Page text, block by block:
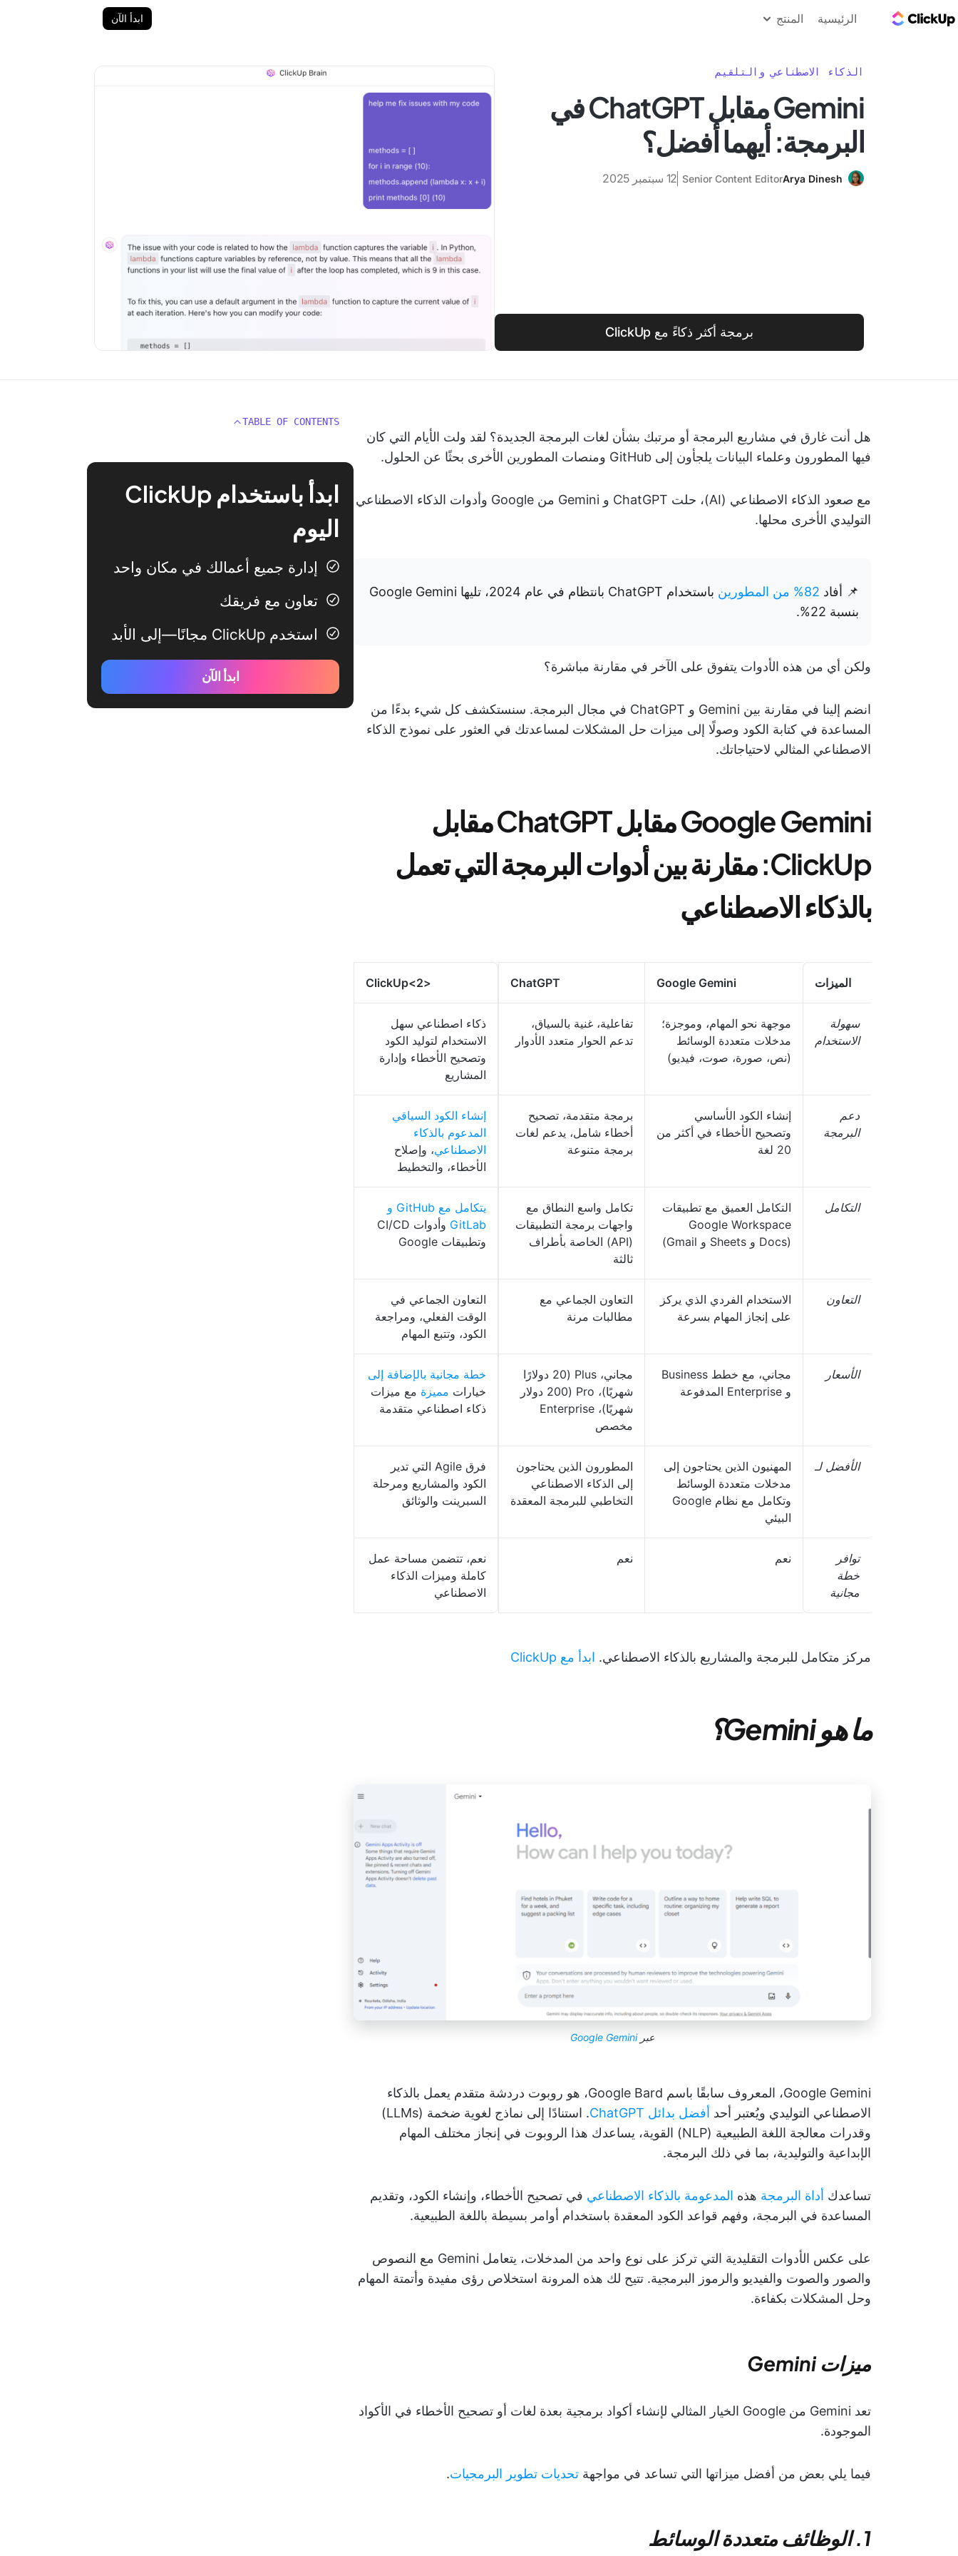
الرئيسية المنتج ابدأ الآن
الذكاء الاصطناعي والتلقيم
Gemini مقابل ChatGPT في
البرمجة: أيهما أفضل؟
Arya Dinesh
Senior Content Editor 12 سبتمبر 2025
برمجة أكثر ذكاءً مع ClickUp
هل أنت غارق في مشاريع البرمجة أو مرتبك بشأن لغات البرمجة الجديدة؟ لقد ولت الأيام التي كان
فيها المطورون وعلماء البيانات يلجأون إلى GitHub ومنصات المطورين الأخرى بحثًا عن الحلول.
مع صعود الذكاء الاصطناعي (AI)، حلت ChatGPT و Gemini من Google وأدوات الذكاء الاصطناعي
التوليدي الأخرى محلها.
📌 أفاد 82% من المطورين
باستخدام ChatGPT بانتظام في عام 2024، تليها Google Gemini
بنسبة 22%.
ولكن أي من هذه الأدوات يتفوق على الآخر في مقارنة مباشرة؟
انضم إلينا في مقارنة بين Gemini و ChatGPT في مجال البرمجة. سنستكشف كل شيء بدءًا من
المساعدة في كتابة الكود وصولًا إلى ميزات حل المشكلات لمساعدتك في العثور على نموذج الذكاء
الاصطناعي المثالي لاحتياجاتك.
Google Gemini مقابل ChatGPT مقابل
ClickUp: مقارنة بين أدوات البرمجة التي تعمل
بالذكاء الاصطناعي
الميزات Google Gemini
ChatGPT
<2>ClickUp
سهولة
الاستخدام
موجهة نحو المهام، وموجزة؛
مدخلات متعددة الوسائط
(نص، صورة، صوت، فيديو)
تفاعلية، غنية بالسياق،
تدعم الحوار متعدد الأدوار
ذكاء اصطناعي سهل
الاستخدام لتوليد الكود
وتصحيح الأخطاء وإدارة
المشاريع
دعم
البرمجة
إنشاء الكود الأساسي
وتصحيح الأخطاء في أكثر من
20 لغة
برمجة متقدمة، تصحيح
أخطاء شامل، يدعم لغات
برمجة متنوعة
إنشاء الكود السياقي
المدعوم بالذكاء
الاصطناعي، وإصلاح
الأخطاء، والتخطيط
التكامل
التكامل العميق مع تطبيقات
Google Workspace
(Docs و Sheets و Gmail)
تكامل واسع النطاق مع
واجهات برمجة التطبيقات
(API) الخاصة بأطراف
ثالثة
يتكامل مع GitHub و
GitLab
وأدوات CI/CD
وتطبيقات Google
التعاون
الاستخدام الفردي الذي يركز
على إنجاز المهام بسرعة
التعاون الجماعي مع
مطالبات مرنة
التعاون الجماعي في
الوقت الفعلي، ومراجعة
الكود، وتتبع المهام
الأسعار
مجاني، مع خطط Business
و Enterprise المدفوعة
مجاني، Plus (20 دولارًا
شهريًا)، Pro (200 دولار
شهريًا)، Enterprise
مخصص
خطة مجانية بالإضافة إلى
خيارات مميزة مع ميزات
ذكاء اصطناعي متقدمة
الأفضل لـ
المهنيون الذين يحتاجون إلى
مدخلات متعددة الوسائط
وتكامل مع نظام Google
البيئي
المطورون الذين يحتاجون
إلى الذكاء الاصطناعي
التخاطبي للبرمجة المعقدة
فرق Agile التي تدير
الكود والمشاريع ومرحلة
السبرينت والوثائق
توافر
خطة
مجانية
نعم نعم
نعم، تتضمن مساحة عمل
كاملة وميزات الذكاء
الاصطناعي
مركز متكامل للبرمجة والمشاريع بالذكاء الاصطناعي. ابدأ مع ClickUp
ما هو Gemini؟
عبر Google Gemini
Google Gemini، المعروف سابقًا باسم Google Bard، هو روبوت دردشة متقدم يعمل بالذكاء
الاصطناعي التوليدي ويُعتبر أحد أفضل بدائل ChatGPT
. استنادًا إلى نماذج لغوية ضخمة (LLMs)
وقدرات معالجة اللغة الطبيعية (NLP) القوية، يساعدك هذا الروبوت في إنجاز مختلف المهام
الإبداعية والتوليدية، بما في ذلك البرمجة.
تساعدك أداة البرمجة هذه المدعومة بالذكاء الاصطناعي في تصحيح الأخطاء، وإنشاء الكود، وتقديم
المساعدة في البرمجة، وفهم قواعد الكود المعقدة باستخدام أوامر بسيطة باللغة الطبيعية.
على عكس الأدوات التقليدية التي تركز على نوع واحد من المدخلات، يتعامل Gemini مع النصوص
والصور والصوت والفيديو والرموز البرمجية. تتيح لك هذه المرونة استخلاص رؤى مفيدة وأتمتة المهام
وحل المشكلات بكفاءة.
ميزات Gemini
تعد Gemini من Google الخيار المثالي لإنشاء أكواد برمجية بعدة لغات أو تصحيح الأخطاء في الأكواد
الموجودة.
فيما يلي بعض من أفضل ميزاتها التي تساعد في مواجهة تحديات تطوير البرمجيات.
1. الوظائف متعددة الوسائط
TABLE OF CONTENTS
ابدأ باستخدام ClickUp
اليوم
إدارة جميع أعمالك في مكان واحد
تعاون مع فريقك
استخدم ClickUp مجانًا—إلى الأبد
ابدأ الآن